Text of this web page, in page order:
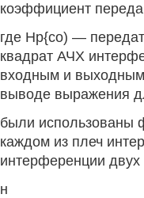
коэффициент
где Нр{со) —
квадрат АЧХ
входным и
выводе выражения
были использованы
каждом из плеч
интерференции
н